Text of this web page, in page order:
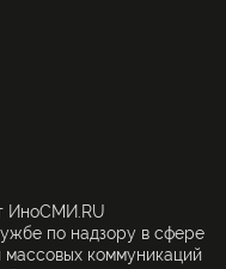
ИноСМИ.RU
по надзору в сфере
массовых коммуникаций